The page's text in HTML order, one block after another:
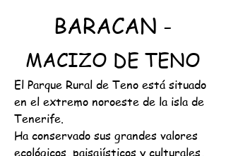
BARACAN -
MACIZO DE TENO
El Parque Rural de Teno está situado
en el extremo noroeste de la isla de
Tenerife.
Ha conservado sus grandes valores
ecológicos, paisajísticos y culturales,